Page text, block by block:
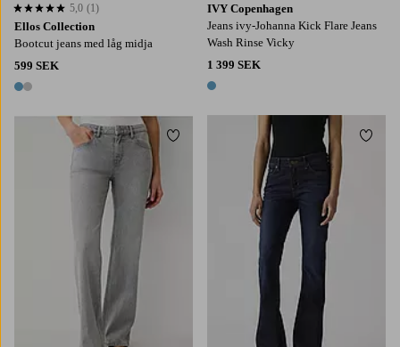
Ellos Collection
Bootcut jeans med låg midja
599 SEK
2 färger
5,0 baserat på 1 st betyg
5,0 (1)
IVY Copenhagen
Jeans ivy-Johanna Kick Flare Jeans
Wash Rinse Vicky
1 399 SEK
1 färg
Lägg till i favoriter